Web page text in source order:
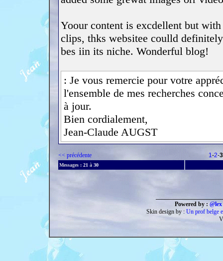
Yoour content is excdellent but
clips, thks websitee coulld
bes iin its niche. Wonderful blog!
: Je vous remercie pour votre
l'ensemble de mes recherches
à jour.
Bien cordialement,
Jean-Claude AUGST
<< précédente 1-2-3
Messages : 21 à 30
Powered by :
Skin design by : Un prof belge